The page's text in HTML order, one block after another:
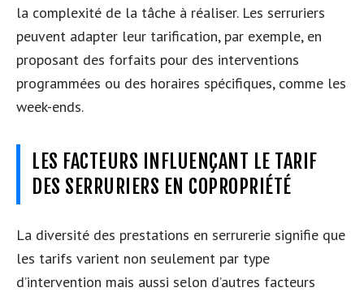
la complexité de la tâche à réaliser. Les serruriers
peuvent adapter leur tarification, par exemple, en
proposant des forfaits pour des interventions
programmées ou des horaires spécifiques, comme les
week-ends.
LES FACTEURS INFLUENÇANT LE TARIF
DES SERRURIERS EN COPROPRIÉTÉ
La diversité des prestations en serrurerie signifie que
les tarifs varient non seulement par type
d’intervention mais aussi selon d’autres facteurs